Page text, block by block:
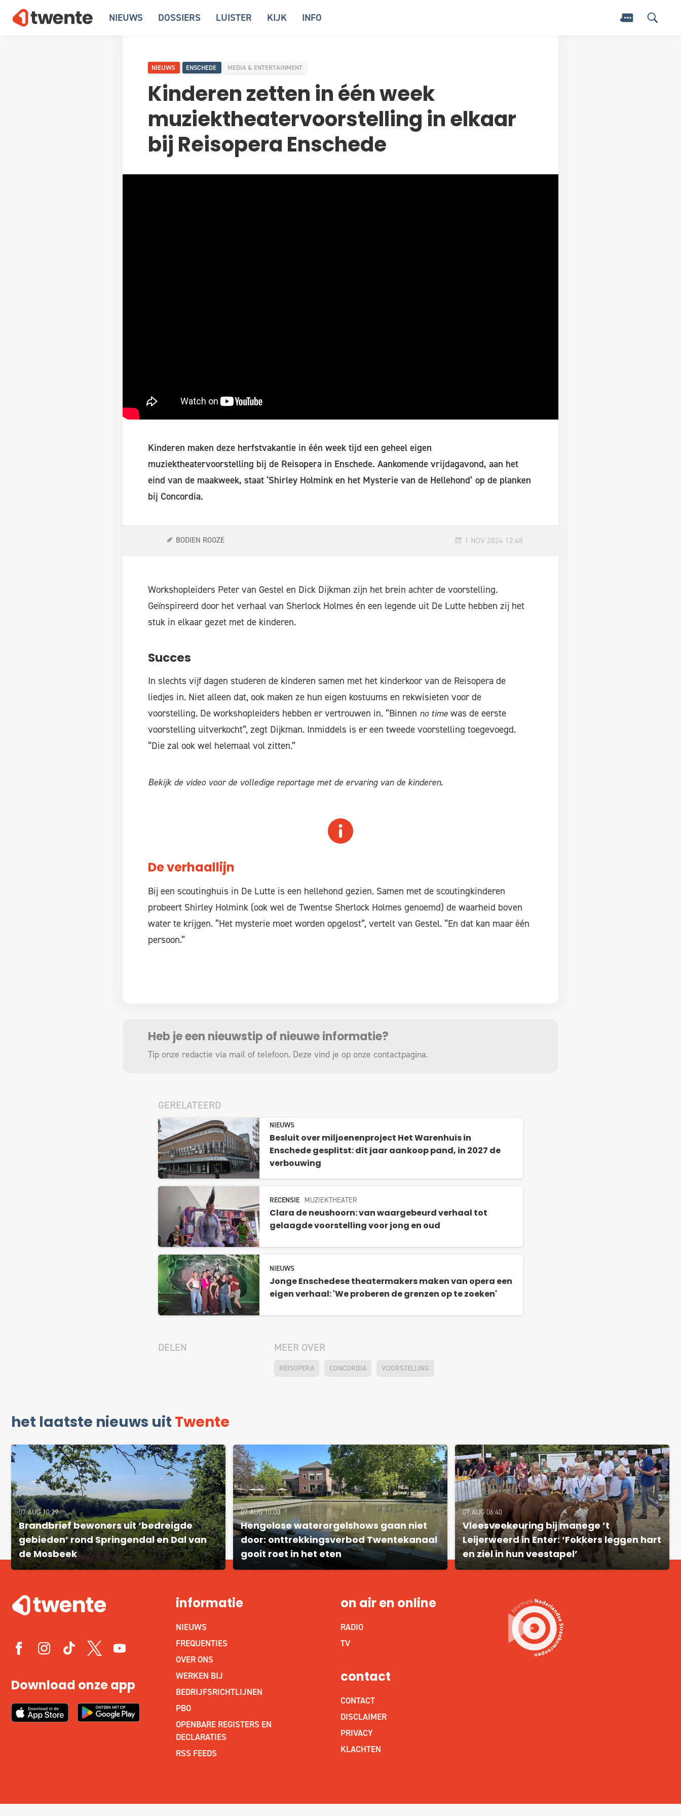
NIEUWS DOSSIERS LUISTER KIJK INFO
NIEUWS ENSCHEDE MEDIA & ENTERTAINMENT
Kinderen zetten in één week
muziektheatervoorstelling in elkaar
bij Reisopera Enschede
Kinderen maken deze herfstvakantie in één week tijd een geheel eigen
muziektheatervoorstelling bij de Reisopera in Enschede. Aankomende vrijdagavond, aan het
eind van de maakweek, staat ‘Shirley Holmink en het Mysterie van de Hellehond’ op de planken
bij Concordia.
BODIEN ROOZE 1 NOV 2024 12:48
Workshopleiders Peter van Gestel en Dick Dijkman zijn het brein achter de voorstelling.
Geïnspireerd door het verhaal van Sherlock Holmes én een legende uit De Lutte hebben zij het
stuk in elkaar gezet met de kinderen.
Succes
In slechts vijf dagen studeren de kinderen samen met het kinderkoor van de Reisopera de
liedjes in. Niet alleen dat, ook maken ze hun eigen kostuums en rekwisieten voor de
voorstelling. De workshopleiders hebben er vertrouwen in. “Binnen no time was de eerste
voorstelling uitverkocht”, zegt Dijkman. Inmiddels is er een tweede voorstelling toegevoegd.
“Die zal ook wel helemaal vol zitten.”
Bekijk de video voor de volledige reportage met de ervaring van de kinderen.
De verhaallijn
Bij een scoutinghuis in De Lutte is een hellehond gezien. Samen met de scoutingkinderen
probeert Shirley Holmink (ook wel de Twentse Sherlock Holmes genoemd) de waarheid boven
water te krijgen. “Het mysterie moet worden opgelost”, vertelt van Gestel. “En dat kan maar één
persoon.”
Heb je een nieuwstip of nieuwe informatie?
Tip onze redactie via mail of telefoon. Deze vind je op onze contactpagina.
GERELATEERD
NIEUWS
Besluit over miljoenenproject Het Warenhuis in
Enschede gesplitst: dit jaar aankoop pand, in 2027 de
verbouwing
RECENSIE MUZIEKTHEATER
Clara de neushoorn: van waargebeurd verhaal tot
gelaagde voorstelling voor jong en oud
NIEUWS
Jonge Enschedese theatermakers maken van opera een
eigen verhaal: 'We proberen de grenzen op te zoeken'
DELEN MEER OVER
REISOPERA CONCORDIA VOORSTELLING
het laatste nieuws uit Twente
07 AUG 10:29
Brandbrief bewoners uit ‘bedreigde
gebieden’ rond Springendal en Dal van
de Mosbeek
07 AUG 10:00
Hengelose waterorgelshows gaan niet
door: onttrekkingsverbod Twentekanaal
gooit roet in het eten
07 AUG 06:40
Vleesveekeuring bij manege ’t
Leijerweerd in Enter: ‘Fokkers leggen hart
en ziel in hun veestapel’
Download onze app
informatie
NIEUWS
FREQUENTIES
OVER ONS
WERKEN BIJ
BEDRIJFSRICHTLIJNEN
PBO
OPENBARE REGISTERS EN
DECLARATIES
RSS FEEDS
on air en online
RADIO
TV
contact
CONTACT
DISCLAIMER
PRIVACY
KLACHTEN